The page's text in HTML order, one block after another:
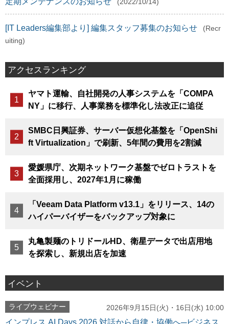
(2022/10/14)
[IT Leaders編集部より] 編集スタッフ募集のお知らせ
(Recr
uiting)
アクセスランキング
ヤマト運輸、自社開発の人事システムを「COMPA
NY」に移行、人事業務を標準化し法改正に追従
SMBC日興証券、サーバー仮想化基盤を「OpenShi
ft Virtualization」で刷新、5年間の費用を2割減
愛媛県庁、次期ネットワーク基盤でゼロトラストを
全面採用し、2027年1月に稼働
「Veeam Data Platform v13.1」をリリース、14の
ハイパーバイザーをバックアップ対象に
丸亀製麺のトリドールHD、衛星データで出店用地
を探索し、新規出店を加速
イベント
ライブウェビナー 2026年9月15日(火)・16日(水) 10:00
インプレス AI Days 2026 対話から自律・協働へ─ビジネス